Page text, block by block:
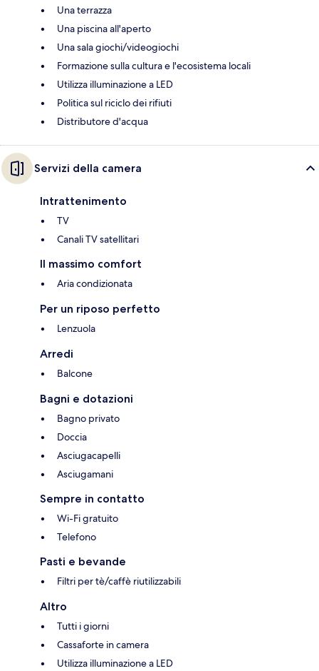
Una terrazza
Una piscina all'aperto
Una sala giochi/videogiochi
Formazione sulla cultura e l'ecosistema locali
Utilizza illuminazione a LED
Politica sul riciclo dei rifiuti
Distributore d'acqua
Servizi della camera
Intrattenimento
TV
Canali TV satellitari
Il massimo comfort
Aria condizionata
Per un riposo perfetto
Lenzuola
Arredi
Balcone
Bagni e dotazioni
Bagno privato
Doccia
Asciugacapelli
Asciugamani
Sempre in contatto
Wi-Fi gratuito
Telefono
Pasti e bevande
Filtri per tè/caffè riutilizzabili
Altro
Tutti i giorni
Cassaforte in camera
Utilizza illuminazione a LED